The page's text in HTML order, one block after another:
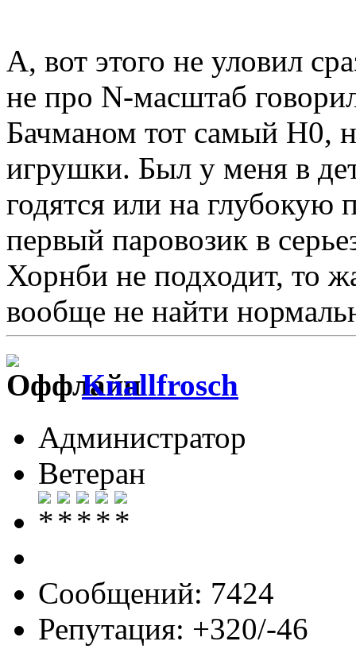
А, вот этого не уловил
не про N-масштаб
Бачманом тот самый Н0,
игрушки. Был у меня в
годятся или на глубокую
первый паровозик в
Хорнби не подходит, то
вообще не найти
Knallfrosch
Администратор
Ветеран
Сообщений: 7424
Репутация: +320/-46